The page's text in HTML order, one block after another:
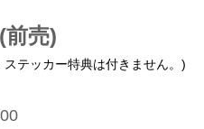
売)
テッカー特典は付きません。)